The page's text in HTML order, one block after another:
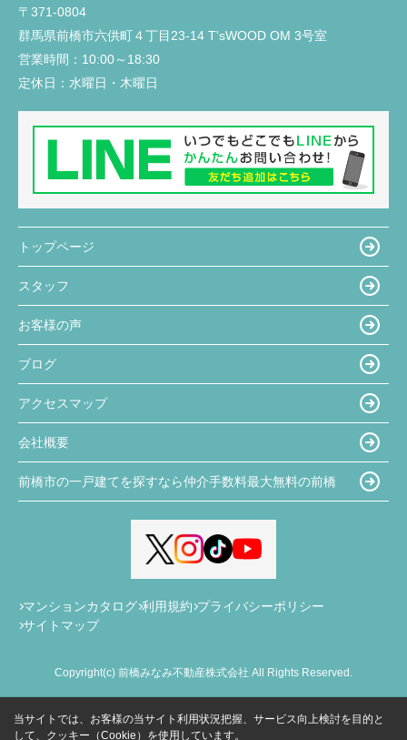
〒371-0804
群馬県前橋市六供町４丁目23‐14 T'sWOOD OM 3号室
営業時間： 10:00～18:30
定休日： 水曜日・木曜日
トップページ
スタッフ
お客様の声
ブログ
アクセスマップ
会社概要
前橋市の一戸建てを探すなら仲介手数料最大無料の前橋
マンションカタログ 利用規約 プライバシーポリシー
サイトマップ
Copyright(c) 前橋みなみ不動産株式会社 All Rights Reserved.
当サイトでは、お客様の当サイト利用状況把握、サービス向上検討を目的と
して、クッキー（Cookie）を使用しています。